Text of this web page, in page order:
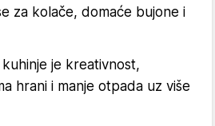
za kolače, domaće bujone i
je kreativnost,
hrani i manje otpada uz više